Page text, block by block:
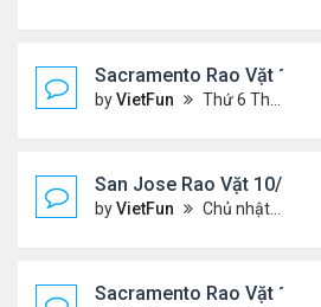
Sacramento Rao Vặt 11/
byVietFun Thứ 6 Tháng 11 05, 2021 11:30 am
San Jose Rao Vặt 10/29/
byVietFun Chủ nhật Tháng 10 31, 2021 12:19 pm
Sacramento Rao Vặt 10/